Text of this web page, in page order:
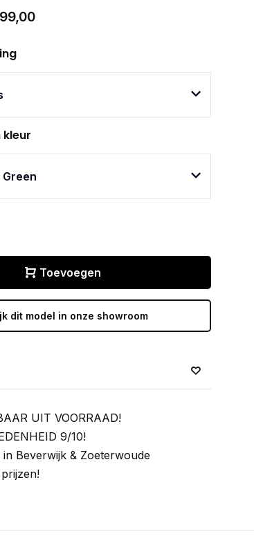
kleur
Green
Toevoegen
dit model in onze showroom
UIT VOORRAAD!
9/10!
in Beverwijk & Zoeterwoude